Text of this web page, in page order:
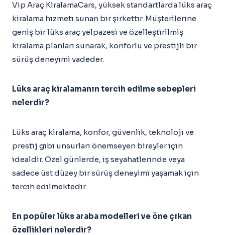
Vip Araç KiralamaCars, yüksek standartlarda lüks araç
kiralama hizmeti sunan bir şirkettir. Müşterilerine
geniş bir lüks araç yelpazesi ve özelleştirilmiş
kiralama planları sunarak, konforlu ve prestijli bir
sürüş deneyimi vadeder.
Lüks araç kiralamanın tercih edilme sebepleri
nelerdir?
Lüks araç kiralama, konfor, güvenlik, teknoloji ve
prestij gibi unsurları önemseyen bireyler için
idealdir. Özel günlerde, iş seyahatlerinde veya
sadece üst düzey bir sürüş deneyimi yaşamak için
tercih edilmektedir.
En popüler lüks araba modelleri ve öne çıkan
özellikleri nelerdir?